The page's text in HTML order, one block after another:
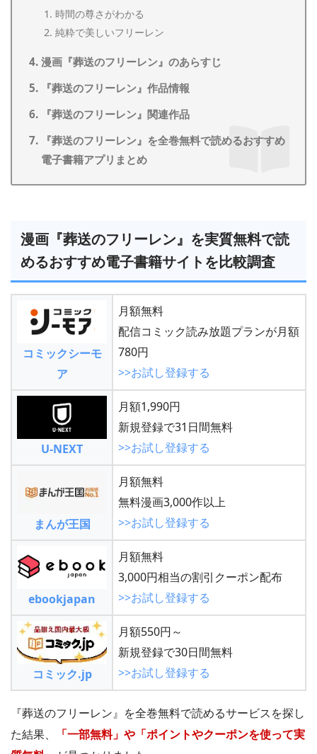
時間の尊さがわかる
純粋で美しいフリーレン
漫画『葬送のフリーレン』のあらすじ
『葬送のフリーレン』作品情報
『葬送のフリーレン』関連作品
『葬送のフリーレン』を全巻無料で読めるおすすめ
電子書籍アプリまとめ
漫画『葬送のフリーレン』を実質無料で読
めるおすすめ電子書籍サイトを比較調査
コミックシーモ
ア
月額無料
配信コミック読み放題プランが月額
780円
>>お試し登録する
U-NEXT
月額1,990円
新規登録で31日間無料
>>お試し登録する
まんが王国
月額無料
無料漫画3,000作以上
>>お試し登録する
ebookjapan
月額無料
3,000円相当の割引クーポン配布
>>お試し登録する
コミック.jp
月額550円～
新規登録で30日間無料
>>お試し登録する
『葬送のフリーレン』を全巻無料で読めるサービスを探し
た結果、
「一部無料」や「ポイントやクーポンを使って実